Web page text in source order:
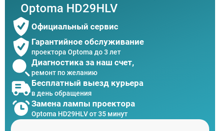
Optoma HD29HLV
Официальный сервис
Гарантийное обслуживание
проектора Optoma до 3 лет
Диагностика за наш счет,
ремонт по желанию
Бесплатный выезд курьера
в день обращения
Замена лампы проектора
Optoma HD29HLV от 35 минут